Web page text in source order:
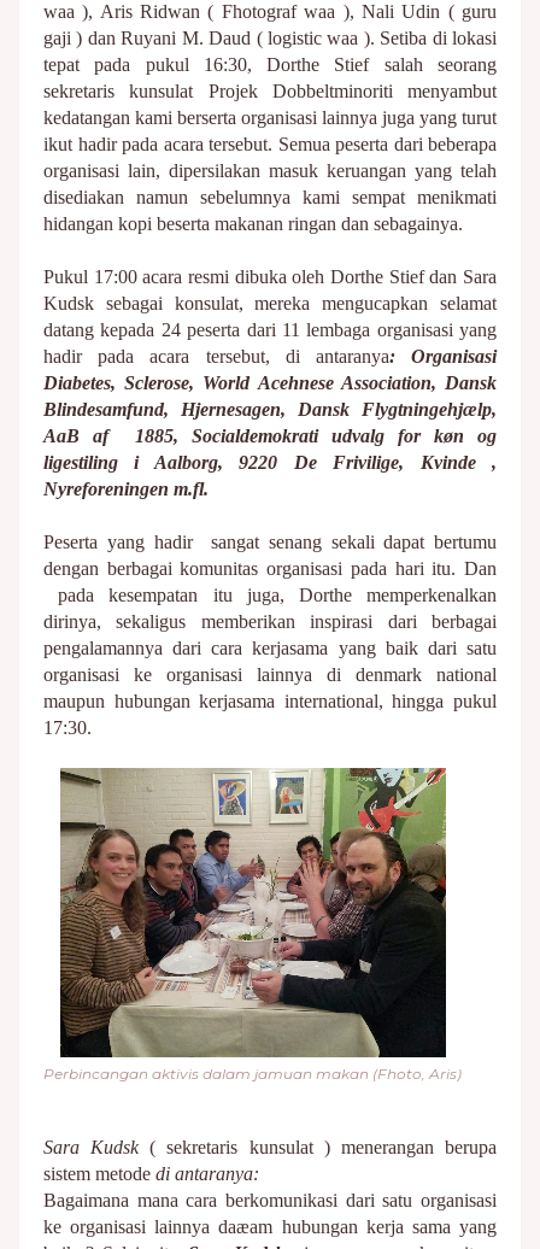
waa ), Aris Ridwan ( Fhotograf waa ), Nali Udin ( guru
gaji ) dan Ruyani M. Daud ( logistic waa ). Setiba di lokasi
tepat pada pukul 16:30, Dorthe Stief salah seorang
sekretaris kunsulat Projek Dobbeltminoriti menyambut
kedatangan kami berserta organisasi lainnya juga yang turut
ikut hadir pada acara tersebut. Semua peserta dari beberapa
organisasi lain, dipersilakan masuk keruangan yang telah
disediakan namun sebelumnya kami sempat menikmati
hidangan kopi beserta makanan ringan dan sebagainya.
Pukul 17:00 acara resmi dibuka oleh Dorthe Stief dan Sara
Kudsk sebagai konsulat, mereka mengucapkan selamat
datang kepada 24 peserta dari 11 lembaga organisasi yang
hadir pada acara tersebut, di antaranya: Organisasi
Diabetes, Sclerose, World Acehnese Association, Dansk
Blindesamfund, Hjernesagen, Dansk Flygtningehjælp,
AaB af 1885, Socialdemokrati udvalg for køn og
ligestiling i Aalborg, 9220 De Frivilige, Kvinde ,
Nyreforeningen m.fl.
Peserta yang hadir sangat senang sekali dapat bertumu
dengan berbagai komunitas organisasi pada hari itu. Dan
pada kesempatan itu juga, Dorthe memperkenalkan
dirinya, sekaligus memberikan inspirasi dari berbagai
pengalamannya dari cara kerjasama yang baik dari satu
organisasi ke organisasi lainnya di denmark national
maupun hubungan kerjasama international, hingga pukul
17:30.
Perbincangan aktivis dalam jamuan makan (Fhoto, Aris)
Sara Kudsk( sekretaris kunsulat ) menerangan berupa
sistem metode di antaranya:
Bagaimana mana cara berkomunikasi dari satu organisasi
ke organisasi lainnya daæam hubungan kerja sama yang